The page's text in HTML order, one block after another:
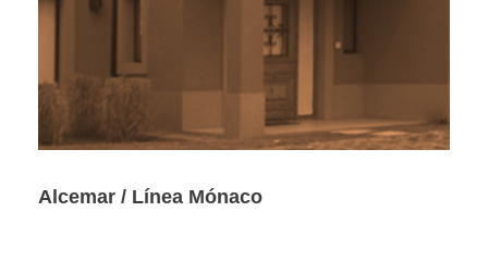
Alcemar / Línea Mónaco